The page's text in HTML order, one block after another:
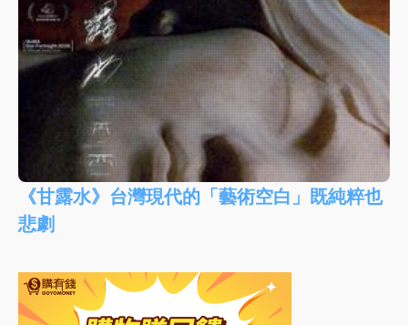
《甘露水》台灣現代的「藝術空白」既純粹也
悲劇